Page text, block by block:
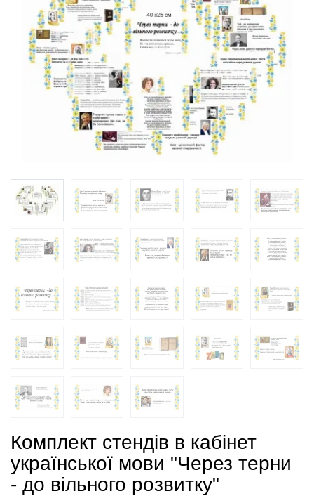
Комплект стендів в кабінет
української мови "Через терни
- до вільного розвитку"